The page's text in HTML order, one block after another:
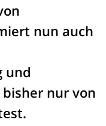
nun auch
und
nur von